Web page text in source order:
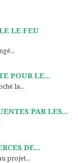
LE FEU
POUR LE...
la...
PAR LES...
DE...
projet...